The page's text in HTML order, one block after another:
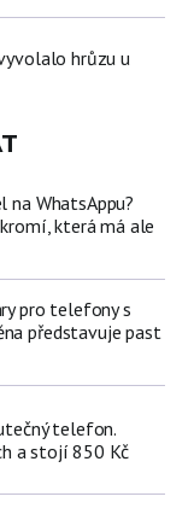
hrůzu u
WhatsAppu?
která má ale
pro telefony s
představuje past
telefon.
a stojí 850 Kč